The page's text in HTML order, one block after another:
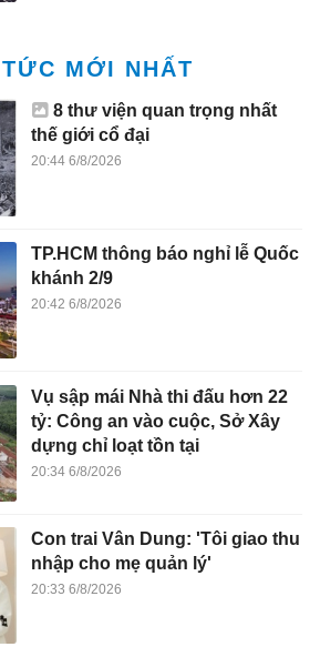
MỚI NHẤT
8 thư viện quan trọng nhất
thế giới cổ đại
20:44 6/8/2026
TP.HCM thông báo nghỉ lễ Quốc
khánh 2/9
20:42 6/8/2026
Vụ sập mái Nhà thi đấu hơn 22
tỷ: Công an vào cuộc, Sở Xây
dựng chỉ loạt tồn tại
20:34 6/8/2026
Con trai Vân Dung: 'Tôi giao thu
nhập cho mẹ quản lý'
20:33 6/8/2026